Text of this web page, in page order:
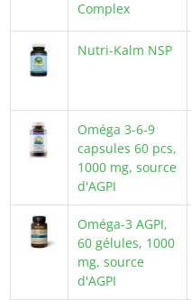
Complex
Nutri-Kalm NSP
Oméga 3-6-9
capsules 60 pcs,
1000 mg, source
d'AGPI
Oméga-3 AGPI,
60 gélules, 1000
mg, source
d'AGPI